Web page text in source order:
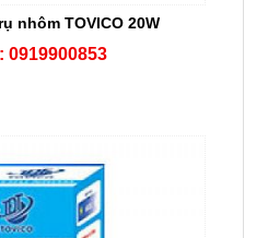
nhôm TOVICO 20W
0919900853